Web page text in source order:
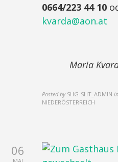
0664/223 44 10
kvarda@aon.at
Maria
Posted by SHG-SHT_ADMIN in
NIEDERÖSTERREICH
06